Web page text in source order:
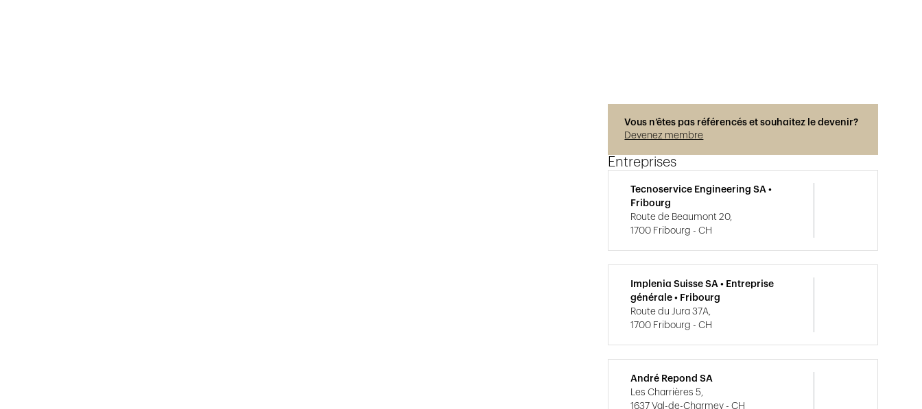
Vous n’êtes pas référencés et souhaitez le devenir?
Devenez membre
Entreprises
Tecnoservice Engineering SA •
Fribourg
Route de Beaumont 20,
1700 Fribourg - CH
Implenia Suisse SA • Entreprise
générale • Fribourg
Route du Jura 37A,
1700 Fribourg - CH
André Repond SA
Les Charrières 5,
1637 Val-de-Charmey - CH